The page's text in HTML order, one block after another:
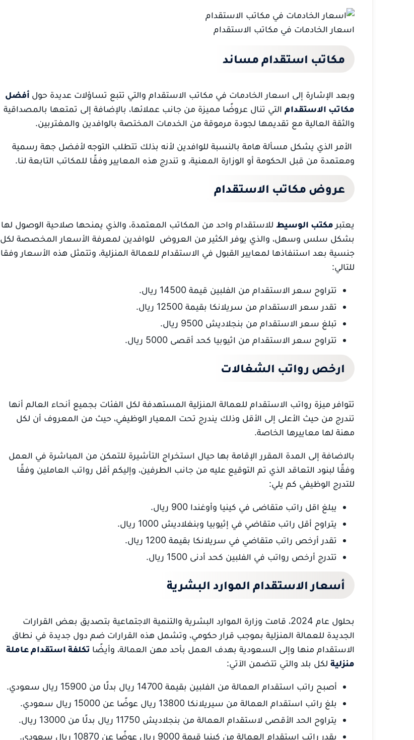
اسعار الخادمات في مكاتب الاستقدام
مكاتب استقدام مساند
وبعد الإشارة إلى اسعار الخادمات في مكاتب الاستقدام والتي تتبع تساؤلات عديدة حول أفضل
مكاتب الاستقدام التي تنال عروضًا مميزة من جانب عملائها، بالإضافة إلى تمتعها بالمصداقية
والثقة العالية مع تقديمها لجودة مرموقة من الخدمات المختصة بالوافدين والمغتربين.
الأمر الذي يشكل مسألة هامة بالنسبة للوافدين لأنه بذلك تتطلب التوجه لأفضل جهة رسمية
ومعتمدة من قبل الحكومة أو الوزارة المعنية، و تندرج هذه المعايير وفقًا للمكاتب التابعة لنا.
عروض مكاتب الاستقدام
يعتبر مكتب الوسيط للاستقدام واحد من المكاتب المعتمدة، والذي يمنحها صلاحية الوصول لها
بشكل سلس وسهل، والذي يوفر الكثير من العروض للوافدين لمعرفة الأسعار المخصصة لكل
جنسية بعد استنفاذها لمعايير القبول في الاستقدام للعمالة المنزلية، وتتمثل هذه الأسعار وفقا
للتالي:
تتراوح سعر الاستقدام من الفلبين قيمة 14500 ريال.
تقدر سعر الاستقدام من سريلانكا بقيمة 12500 ريال.
تبلغ سعر الاستقدام من بنجلاديش 9500 ريال.
تتراوح سعر الاستقدام من اثيوبيا كحد أقصى 5000 ريال.
ارخص رواتب الشغالات
تتوافر ميزة رواتب الاستقدام للعمالة المنزلية المستهدفة لكل الفئات بجميع أنحاء العالم أنها
تندرج من حيث الأعلى إلى الأقل وذلك يندرج تحت المعيار الوظيفي، حيث من المعروف أن لكل
مهنة لها معاييرها الخاصة.
بالاضافة إلى المدة المقرر الإقامة بها حيال استخراج التأشيرة للتمكن من المباشرة في العمل
وفقًا لبنود التعاقد الذي تم التوقيع عليه من جانب الطرفين، وإليكم أقل رواتب العاملين وفقًا
للتدرج الوظيفي كم يلي:
يبلغ اقل راتب متقاضى في كينيا وأوغندا 900 ريال.
يتراوح أقل راتب متقاضي في إثيوبيا وبنغلاديش 1000 ريال.
تقدر أرخص راتب متقاضي في سريلانكا بقيمة 1200 ريال.
تتدرج أرخص رواتب في الفلبين كحد أدنى 1500 ريال.
أسعار الاستقدام الموارد البشرية
بحلول عام 2024، قامت وزارة الموارد البشرية والتنمية الاجتماعية بتصديق بعض القرارات
الجديدة للعمالة المنزلية بموجب قرار حكومي، وتشمل هذه القرارات ضم دول جديدة في نطاق
الاستقدام منها وإلى السعودية بهدف العمل بأحد مهن العمالة، وأيضًا تكلفة استقدام عاملة
منزلية لكل بلد والتي تتضمن الآتي:
أصبح راتب استقدام العمالة من الفلبين بقيمة 14700 ريال بدلًا من 15900 ريال سعودي.
بلغ راتب استقدام العمالة من سيريلانكا 13800 ريال عوضًا عن 15000 ريال سعودي.
يتراوح الحد الأقصى لاستقدام العمالة من بنجلاديش 11750 ريال بدلًا من 13000 ريال.
يقدر راتب استقدام العمالة من كينيا قيمة 9000 ريال عوضًا عن 10870 ريال سعودي.